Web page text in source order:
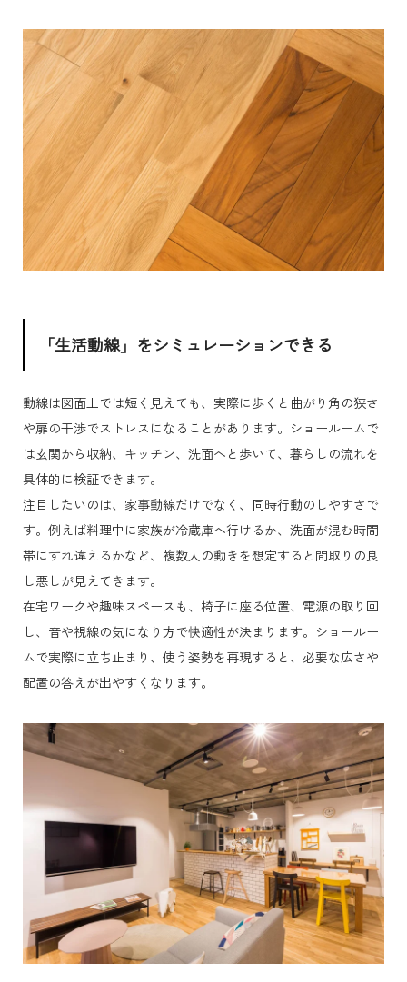
「生活動線」をシミュレーションできる
動線は図面上では短く見えても、実際に歩くと曲がり角の狭さ
や扉の干渉でストレスになることがあります。ショールームで
は玄関から収納、キッチン、洗面へと歩いて、暮らしの流れを
具体的に検証できます。
注目したいのは、家事動線だけでなく、同時行動のしやすさで
す。例えば料理中に家族が冷蔵庫へ行けるか、洗面が混む時間
帯にすれ違えるかなど、複数人の動きを想定すると間取りの良
し悪しが見えてきます。
在宅ワークや趣味スペースも、椅子に座る位置、電源の取り回
し、音や視線の気になり方で快適性が決まります。ショールー
ムで実際に立ち止まり、使う姿勢を再現すると、必要な広さや
配置の答えが出やすくなります。